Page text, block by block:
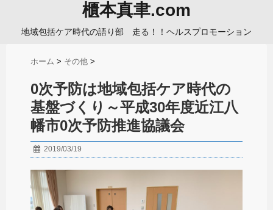
櫃本真聿.com
地域包括ケア時代の語り部 走る！！ヘルスプロモーション
ホーム > その他 >
0次予防は地域包括ケア時代の
基盤づくり～平成30年度近江八
幡市0次予防推進協議会
2019/03/19